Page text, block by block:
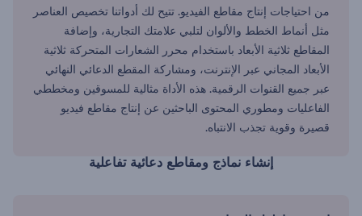
من احتياجات إنتاج مقاطع الفيديو. تتيح لك أدواتنا تخصيص العناصر
مثل أنماط الخطط والألوان لتلبي علامتك التجارية، وإضافة
المقاطع ثلاثية الأبعاد باستخدام محرر الشعارات المتحركة ثلاثية
الأبعاد المجاني عبر الإنترنت، ومشاركة المقطع الدعائي النهائي
عبر جميع القنوات الرقمية. هذه الأداة مثالية للمسوقين ومخططي
الفاعليات ومطوري المحتوى الباحثين عن إنتاج مقاطع فيديو
قصيرة وقوية تجذب الانتباه.
إنشاء نماذج ومقاطع دعائية تفاعلية